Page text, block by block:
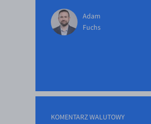
Adam
Fuchs
KOMENTARZ WALUTOWY